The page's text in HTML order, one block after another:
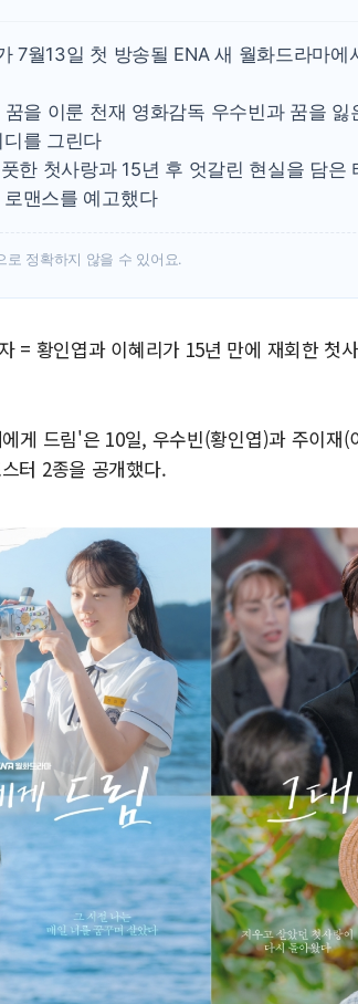
7월13일 첫 방송될 ENA 새 월화드라마
꿈을 이룬 천재 영화감독 우수빈과 꿈을
를 그린다
한 첫사랑과 15년 후 엇갈린 현실을 담은
맨스를 예고했다
로 정확하지 않을 수 있어요.
= 황인엽과 이혜리가 15년 만에 재회한 첫
게 드림'은 10일, 우수빈(황인엽)과 주이재
터 2종을 공개했다.